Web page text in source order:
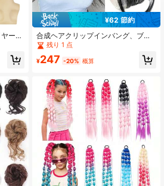
ード
用
用
¥62 節約
合成ヘアクリップインバング、ブラ
ウン色の目立たないフロントフリン
ジ、クリップインヘアエアバング、
ガールズ用ナチュラルブラックの人
残り 1 点
¥247 -20% 概算